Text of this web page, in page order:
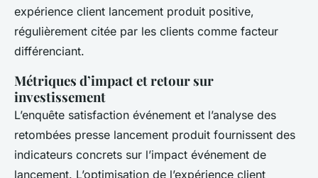
expérience client lancement produit positive,
régulièrement citée par les clients comme facteur
différenciant.
Métriques d’impact et retour sur
investissement
L’enquête satisfaction événement et l’analyse des
retombées presse lancement produit fournissent des
indicateurs concrets sur l’impact événement de
lancement. L’optimisation de l’expérience client